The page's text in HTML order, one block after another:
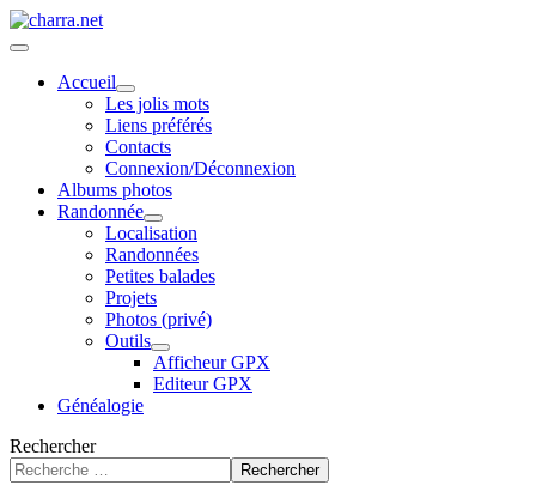
Accueil
Les jolis mots
Liens préférés
Contacts
Connexion/Déconnexion
Albums photos
Randonnée
Localisation
Randonnées
Petites balades
Projets
Photos (privé)
Outils
Afficheur GPX
Editeur GPX
Généalogie
Rechercher
Rechercher